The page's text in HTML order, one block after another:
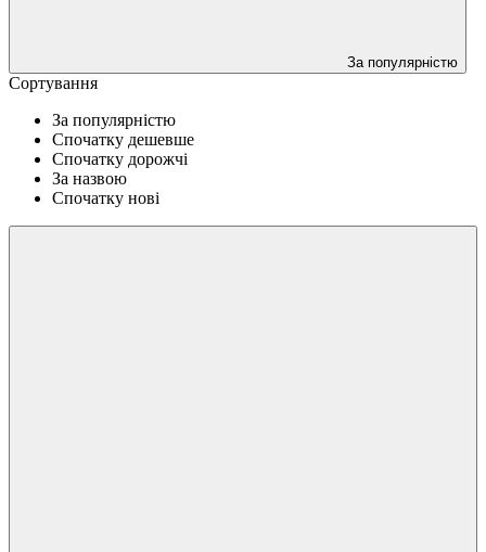
За популярністю
Сортування
За популярністю
Спочатку дешевше
Спочатку дорожчі
За назвою
Спочатку нові